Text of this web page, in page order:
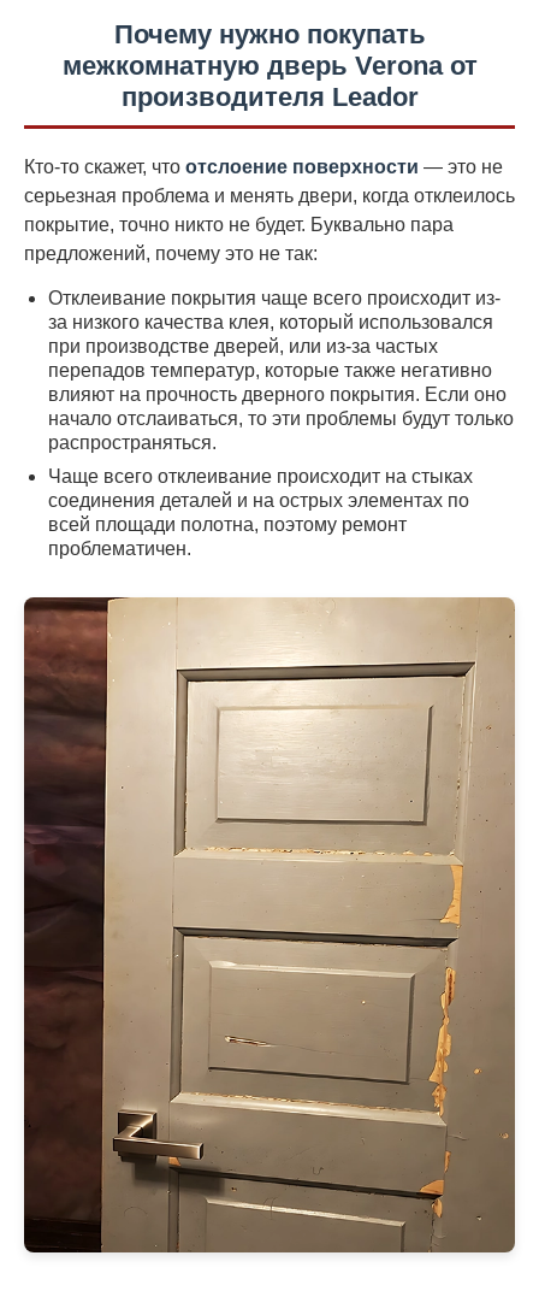
Почему нужно покупать
межкомнатную дверь Verona от
производителя Leador
Кто-то скажет, что отслоение поверхности — это не
серьезная проблема и менять двери, когда отклеилось
покрытие, точно никто не будет. Буквально пара
предложений, почему это не так:
Отклеивание покрытия чаще всего происходит из-
за низкого качества клея, который использовался
при производстве дверей, или из-за частых
перепадов температур, которые также негативно
влияют на прочность дверного покрытия. Если оно
начало отслаиваться, то эти проблемы будут только
распространяться.
Чаще всего отклеивание происходит на стыках
соединения деталей и на острых элементах по
всей площади полотна, поэтому ремонт
проблематичен.